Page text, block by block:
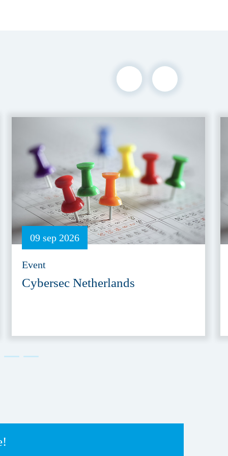
09 sep 2026
Event
Cybersec Netherlands